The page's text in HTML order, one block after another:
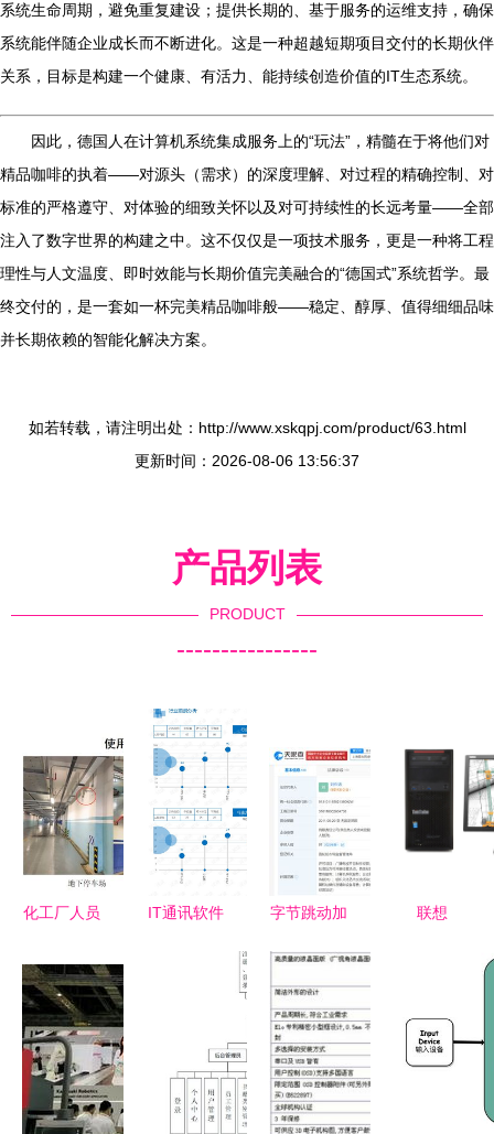
系统生命周期，避免重复建设；提供长期的、基于服务的运维支持，确保
系统能伴随企业成长而不断进化。这是一种超越短期项目交付的长期伙伴
关系，目标是构建一个健康、有活力、能持续创造价值的IT生态系统。
因此，德国人在计算机系统集成服务上的“玩法”，精髓在于将他们对
精品咖啡的执着——对源头（需求）的深度理解、对过程的精确控制、对
标准的严格遵守、对体验的细致关怀以及对可持续性的长远考量——全部
注入了数字世界的构建之中。这不仅仅是一项技术服务，更是一种将工程
理性与人文温度、即时效能与长期价值完美融合的“德国式”系统哲学。最
终交付的，是一套如一杯完美精品咖啡般——稳定、醇厚、值得细细品味
并长期依赖的智能化解决方案。
如若转载，请注明出处：http://www.xskqpj.com/product/63.html
更新时间：2026-08-06 13:56:37
产品列表
PRODUCT
----------------
化工厂人员
设成本解析
计算机系统
集成服务视
角
IT通讯软件
字节跳动加
网增资至
8000万，
深化计算机
系统集成服
联想
效稳定的系